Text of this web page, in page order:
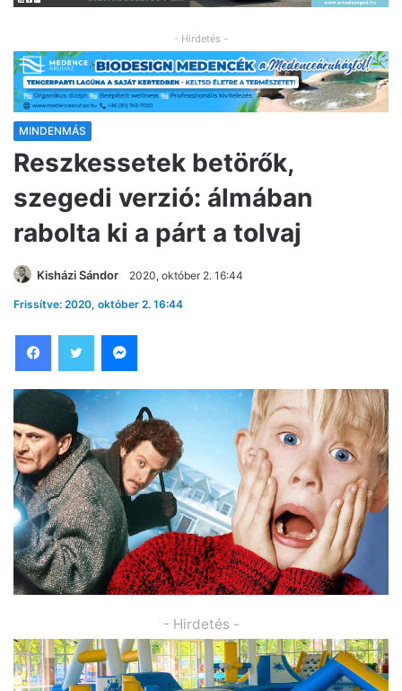
- Hirdetés -
MINDENMÁS
Reszkessetek betörők,
szegedi verzió: álmában
rabolta ki a párt a tolvaj
Kisházi Sándor 2020, október 2. 16:44
Frissítve: 2020, október 2. 16:44
- Hirdetés -